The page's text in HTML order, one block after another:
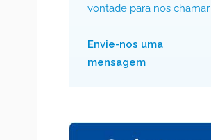
vontade para nos chamar.
Envie-nos uma
mensagem